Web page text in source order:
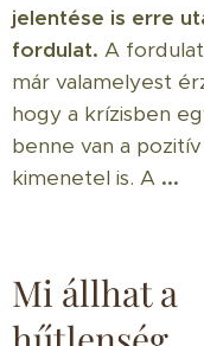
jelentése is erre
fordulat. A
már valamelyest
hogy a krízisben
benne van a
kimenetel is. A ...
Mi állhat a